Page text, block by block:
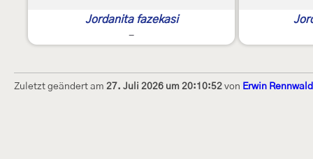
Jordanita fazekasi
-
Zuletzt geändert am 27. Juli 2026 um 20:10:52 von Erwin Rennwald